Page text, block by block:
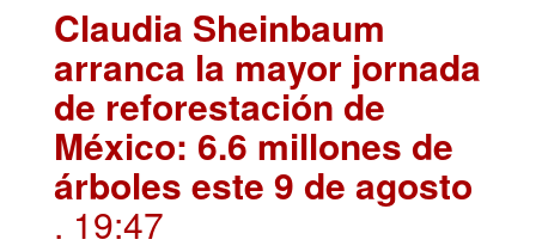
Claudia Sheinbaum
arranca la mayor jornada
de reforestación de
México: 6.6 millones de
árboles este 9 de agosto
. 19:47